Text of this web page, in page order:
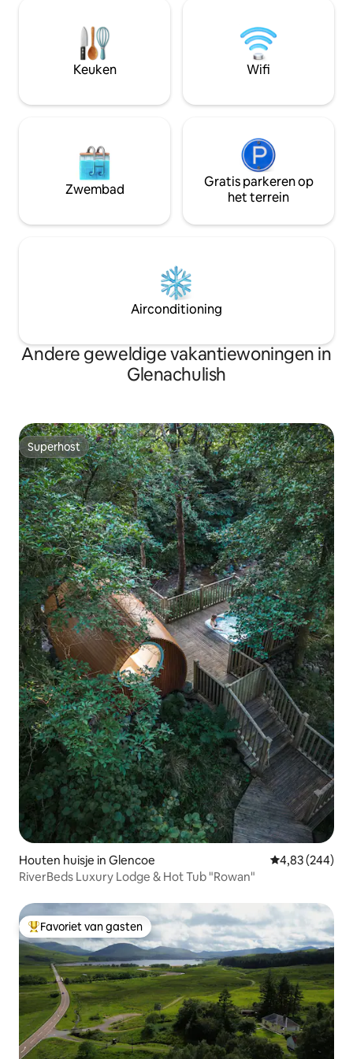
kun je onze nieuwe advertentie
bekijken The Pilot House, Drimnin, dat
zich op dezelfde 4 acra-site bevindt. De
keuken is voorzien van een
halogeenkookplaat, combi-
dat u hoeft mee te nemen, is uw eten.
de moeite waard om op uw weg naar
binnen in te slaan, want Lochaline is de
dichtstbijzijnde plek om te winkelen, op
prachtige, afgelegen locatie op een
Tobermory op het eiland Mull en de zee
in de richting van Ardnamurchan Point.
en berg-/
Inclusief
volledig
badkamer.
terrein
Keuken Wifi
Zwembad
Gratis parkeren op
het terrein
Airconditioning
Andere geweldige vakantiewoningen in
Glenachulish
Superhost
Superhost
Houten huisje in Glencoe Gemiddelde
4,83 (244)
RiverBeds Luxury Lodge & Hot Tub "Rowan"
Topfavoriet van gasten
Favoriet van gasten